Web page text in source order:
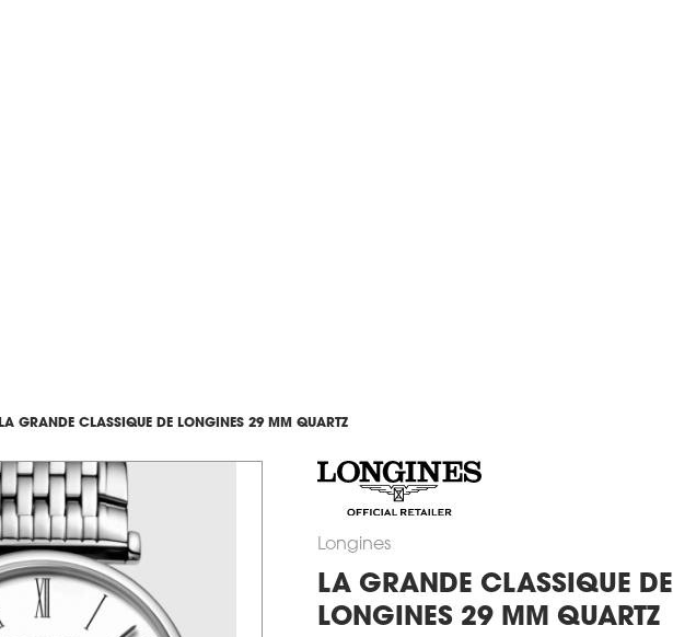
LA GRANDE CLASSIQUE DE LONGINES 29 MM QUARTZ
Longines
LA GRANDE CLASSIQUE DE
LONGINES 29 MM QUARTZ